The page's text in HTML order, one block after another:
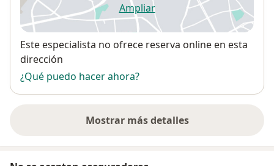
Ampliarse abre en una nueva
Disponibilidad
Este especialista no ofrece reserva online en esta
dirección
¿Qué puedo hacer ahora?
Mostrar más detalles
sobre la dirección